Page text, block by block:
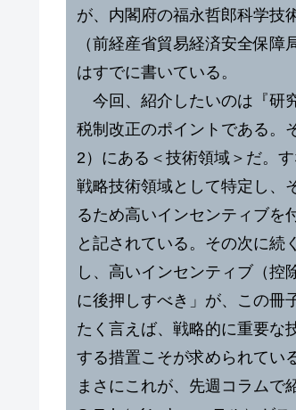
が、内閣府の福永哲郎科学技
（前経産省貿易経済安全保
はすでに書いている。
今回、紹介したいのは『研
税制改正のポイントである。
2）にある＜技術領域＞だ。
戦略技術領域として特定し、
るため高いインセンティブを
と記されている。その次に続
し、高いインセンティブ（控
に後押しすべき」が、この冊
たく言えば、戦略的に重要な
する措置こそが求められてい
まさにこれが、先週コラムで